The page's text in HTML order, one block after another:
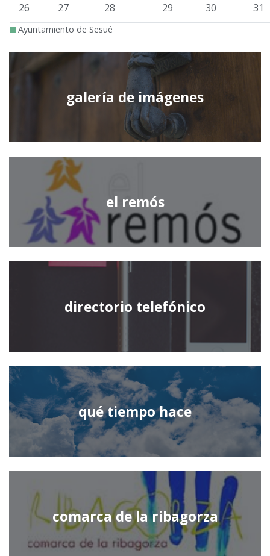
26 27 28 29 30 31
Ayuntamiento de Sesué
galería de imágenes
el remós
directorio telefónico
qué tiempo hace
comarca de la ribagorza